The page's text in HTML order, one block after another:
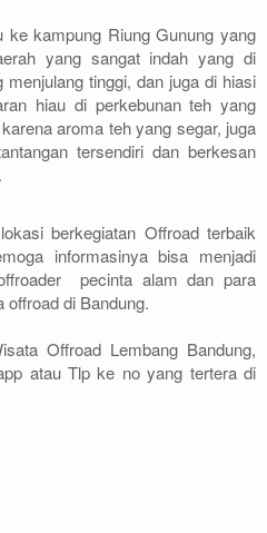
ke kampung Riung Gunung yang
yang sangat indah yang di
menjulang tinggi, dan juga di hiasi
hiau di perkebunan teh yang
aroma teh yang segar, juga
tersendiri dan berkesan
berkegiatan Offroad terbaik
informasinya bisa menjadi
pecinta alam dan para
offroad di Bandung.
Offroad Lembang Bandung,
atau Tlp ke no yang tertera di